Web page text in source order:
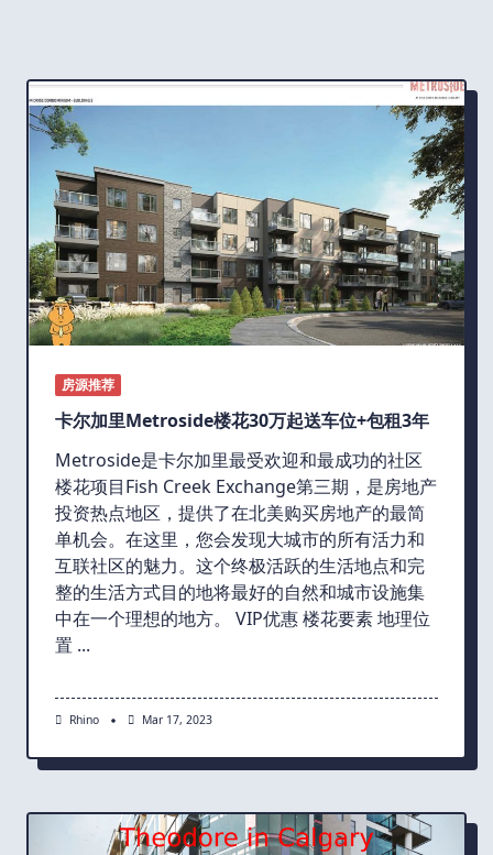
房源推荐
卡尔加里Metroside楼花30万起送车位+包租3年
Metroside是卡尔加里最受欢迎和最成功的社区
楼花项目Fish Creek Exchange第三期，是房地产
投资热点地区，提供了在北美购买房地产的最简
单机会。在这里，您会发现大城市的所有活力和
互联社区的魅力。这个终极活跃的生活地点和完
整的生活方式目的地将最好的自然和城市设施集
中在一个理想的地方。 VIP优惠 楼花要素 地理位
置 ...
Rhino Mar 17, 2023